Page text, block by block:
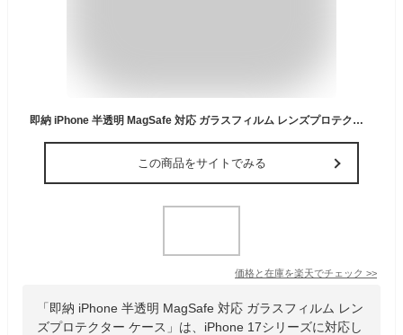
即納 iPhone 半透明 MagSafe 対応 ガラスフィルム レンズプロテクター ケース ブラック/クリア 17/17Pro/17ProMax/Air 耐衝撃 薄型 軽量 カバー 送料無料
この商品をサイトでみる
価格と在庫を楽天でチェック >>
「即納 iPhone 半透明 MagSafe 対応 ガラスフィルム レン
ズプロテクター ケース」は、iPhone 17シリーズに対応し